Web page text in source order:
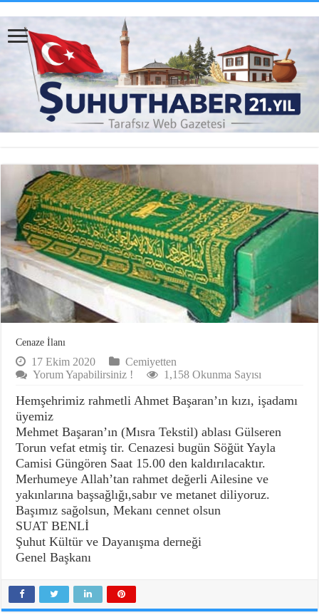
Cenaze İlanı
17 Ekim 2020
Cemiyetten
Yorum Yapabilirsiniz !
1,158 Okunma Sayısı
Hemşehrimiz rahmetli Ahmet Başaran’ın kızı, işadamı
üyemiz
Mehmet Başaran’ın (Mısra Tekstil) ablası Gülseren
Torun vefat etmiş tir. Cenazesi bugün Söğüt Yayla
Camisi Güngören Saat 15.00 den kaldırılacaktır.
Merhumeye Allah’tan rahmet değerli Ailesine ve
yakınlarına başsağlığı,sabır ve metanet diliyoruz.
Başımız sağolsun, Mekanı cennet olsun
SUAT BENLİ
Şuhut Kültür ve Dayanışma derneği
Genel Başkanı